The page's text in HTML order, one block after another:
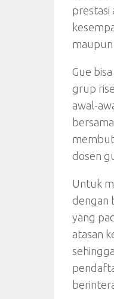
prestasi
Gue
grup
awal-
dosen
Untuk
dengan
yang
atasan